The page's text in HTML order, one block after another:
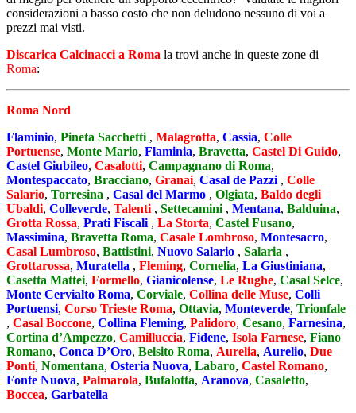
considerazioni a basso costo che non deludono nessuno di voi a
prezzi mai visti.
Discarica Calcinacci a Roma la trovi anche in queste zone di
Roma:
Roma Nord
Flaminio, Pineta Sacchetti , Malagrotta, Cassia, Colle
Portuense, Monte Mario, Flaminia, Bravetta, Castel Di Guido,
Castel Giubileo, Casalotti, Campagnano di Roma,
Montespaccato, Bracciano, Granai, Casal de Pazzi , Colle
Salario, Torresina , Casal del Marmo , Olgiata, Baldo degli
Ubaldi, Colleverde, Talenti , Settecamini , Mentana, Balduina,
Grotta Rossa, Prati Fiscali , La Storta, Castel Fusano,
Massimina, Bravetta Roma, Casale Lombroso, Montesacro,
Casal Lumbroso, Battistini, Nuovo Salario , Salaria ,
Grottarossa, Muratella , Fleming, Cornelia, La Giustiniana,
Casetta Mattei, Formello, Gianicolense, Le Rughe, Casal Selce,
Monte Cervialto Roma, Corviale, Collina delle Muse, Colli
Portuensi, Corso Trieste Roma, Ottavia, Monteverde, Trionfale
, Casal Boccone, Collina Fleming, Palidoro, Cesano, Farnesina,
Cortina d’Ampezzo, Camilluccia, Fidene, Isola Farnese, Fiano
Romano, Conca D’Oro, Belsito Roma, Aurelia, Aurelio, Due
Ponti, Nomentana, Osteria Nuova, Labaro, Castel Romano,
Fonte Nuova, Palmarola, Bufalotta, Aranova, Casaletto,
Boccea, Garbatella